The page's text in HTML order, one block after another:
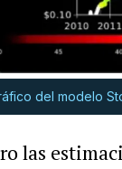
del modelo
las